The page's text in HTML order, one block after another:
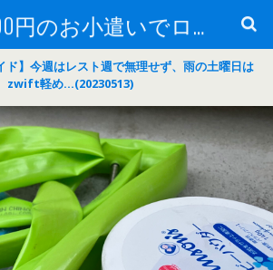
月30,000円のお小遣いでロードバイク
】今週はレスト週で無理せず、雨の土曜日は
zwift軽め…(20230513)